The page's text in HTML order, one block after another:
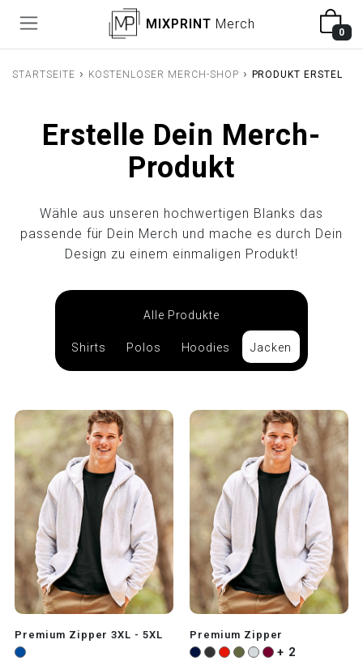
MIXPRINT Merch
0
STARTSEITE › KOSTENLOSER MERCH-SHOP › PRODUKT ERSTELLEN
Erstelle Dein Merch-
Produkt
Wähle aus unseren hochwertigen Blanks das
passende für Dein Merch und mache es durch Dein
Design zu einem einmaligen Produkt!
Alle Produkte
Shirts Polos Hoodies Jacken
Premium Zipper 3XL - 5XL Premium Zipper
+ 2